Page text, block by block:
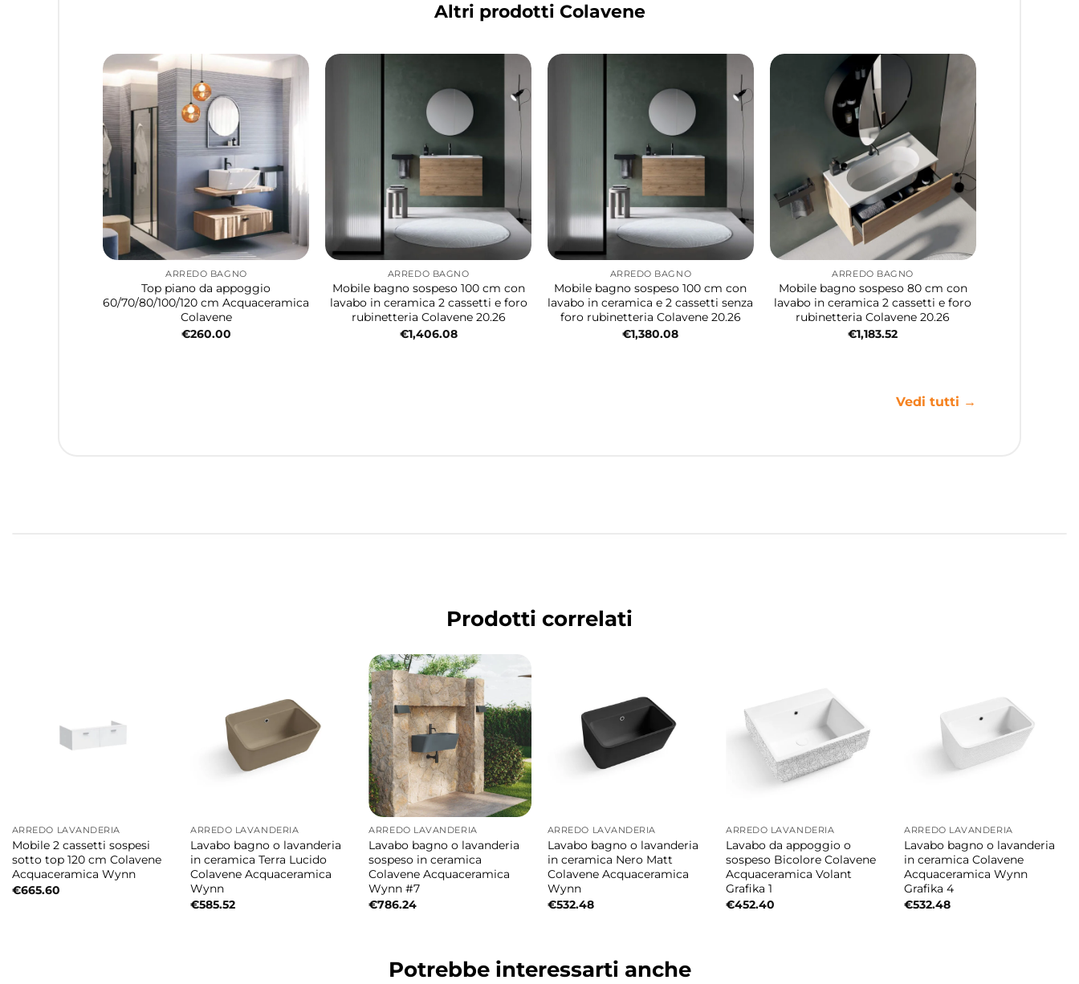
Altri prodotti Colavene
ARREDO BAGNO
Top piano da appoggio
60/70/80/100/120 cm Acquaceramica
Colavene
€260.00
ARREDO BAGNO
Mobile bagno sospeso 100 cm con
lavabo in ceramica 2 cassetti e foro
rubinetteria Colavene 20.26
€1,406.08
ARREDO BAGNO
Mobile bagno sospeso 100 cm con
lavabo in ceramica e 2 cassetti senza
foro rubinetteria Colavene 20.26
€1,380.08
ARREDO BAGNO
Mobile bagno sospeso 80 cm con
lavabo in ceramica 2 cassetti e foro
rubinetteria Colavene 20.26
€1,183.52
Vedi tutti →
Prodotti correlati
ARREDO LAVANDERIA
Mobile 2 cassetti sospesi
sotto top 120 cm Colavene
Acquaceramica Wynn
€665.60
ARREDO LAVANDERIA
Lavabo bagno o lavanderia
in ceramica Terra Lucido
Colavene Acquaceramica
Wynn
€585.52
ARREDO LAVANDERIA
Lavabo bagno o lavanderia
sospeso in ceramica
Colavene Acquaceramica
Wynn #7
€786.24
ARREDO LAVANDERIA
Lavabo bagno o lavanderia
in ceramica Nero Matt
Colavene Acquaceramica
Wynn
€532.48
ARREDO LAVANDERIA
Lavabo da appoggio o
sospeso Bicolore Colavene
Acquaceramica Volant
Grafika 1
€452.40
ARREDO LAVANDERIA
Lavabo bagno o lavanderia
in ceramica Colavene
Acquaceramica Wynn
Grafika 4
€532.48
Potrebbe interessarti anche